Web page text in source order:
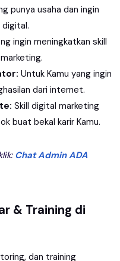
punya usaha dan ingin
ingin meningkatkan skill
Untuk Kamu yang ingin
dari internet.
Skill digital marketing
buat bekal karir Kamu.
Chat Admin ADA
& Training di
dan training